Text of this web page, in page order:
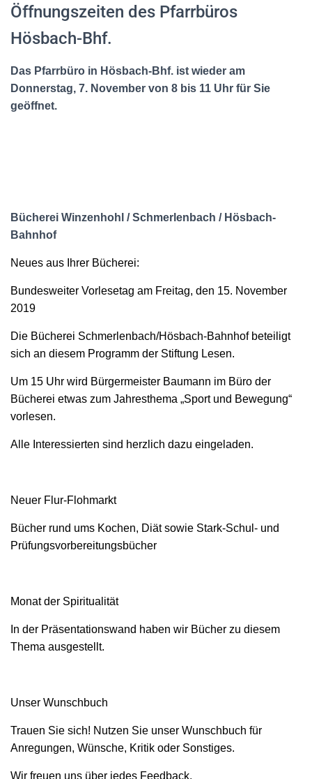
Öffnungszeiten des Pfarrbüros
Hösbach-Bhf.
Das Pfarrbüro in Hösbach-Bhf. ist wieder am
Donnerstag, 7. November von 8 bis 11 Uhr für Sie
geöffnet.
Bücherei Winzenhohl / Schmerlenbach / Hösbach-
Bahnhof
Neues aus Ihrer Bücherei:
Bundesweiter Vorlesetag am Freitag, den 15. November
2019
Die Bücherei Schmerlenbach/Hösbach-Bahnhof beteiligt
sich an diesem Programm der Stiftung Lesen.
Um 15 Uhr wird Bürgermeister Baumann im Büro der
Bücherei etwas zum Jahresthema „Sport und Bewegung“
vorlesen.
Alle Interessierten sind herzlich dazu eingeladen.
Neuer Flur-Flohmarkt
Bücher rund ums Kochen, Diät sowie Stark-Schul- und
Prüfungsvorbereitungsbücher
Monat der Spiritualität
In der Präsentationswand haben wir Bücher zu diesem
Thema ausgestellt.
Unser Wunschbuch
Trauen Sie sich! Nutzen Sie unser Wunschbuch für
Anregungen, Wünsche, Kritik oder Sonstiges.
Wir freuen uns über jedes Feedback.